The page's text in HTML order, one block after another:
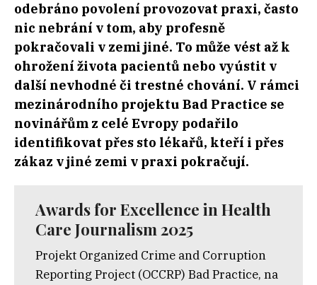
odebráno povolení provozovat praxi, často
nic nebrání v tom, aby profesně
pokračovali v zemi jiné. To může vést až k
ohrožení života pacientů nebo vyústit v
další nevhodné či trestné chování. V rámci
mezinárodního projektu Bad Practice se
novinářům z celé Evropy podařilo
identifikovat přes sto lékařů, kteří i přes
zákaz v jiné zemi v praxi pokračují.
Awards for Excellence in Health
Care Journalism 2025
Projekt Organized Crime and Corruption
Reporting Project (OCCRP) Bad Practice, na